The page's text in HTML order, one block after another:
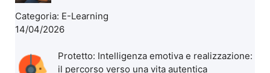
Categoria: E-Learning
14/04/2026
Protetto: Intelligenza emotiva e realizzazione:
il percorso verso una vita autentica